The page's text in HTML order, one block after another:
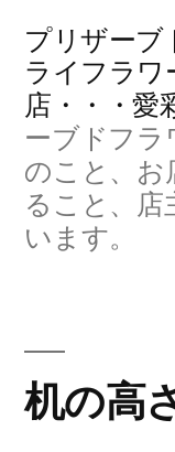
プ
プリザーブ
ライフラワ
店・・・愛
ーブドフラ
のこと、お
ること、店
います。
机の高